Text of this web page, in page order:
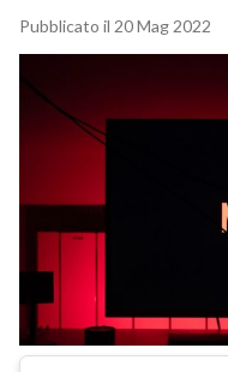
Pubblicato il 20 Mag 2022